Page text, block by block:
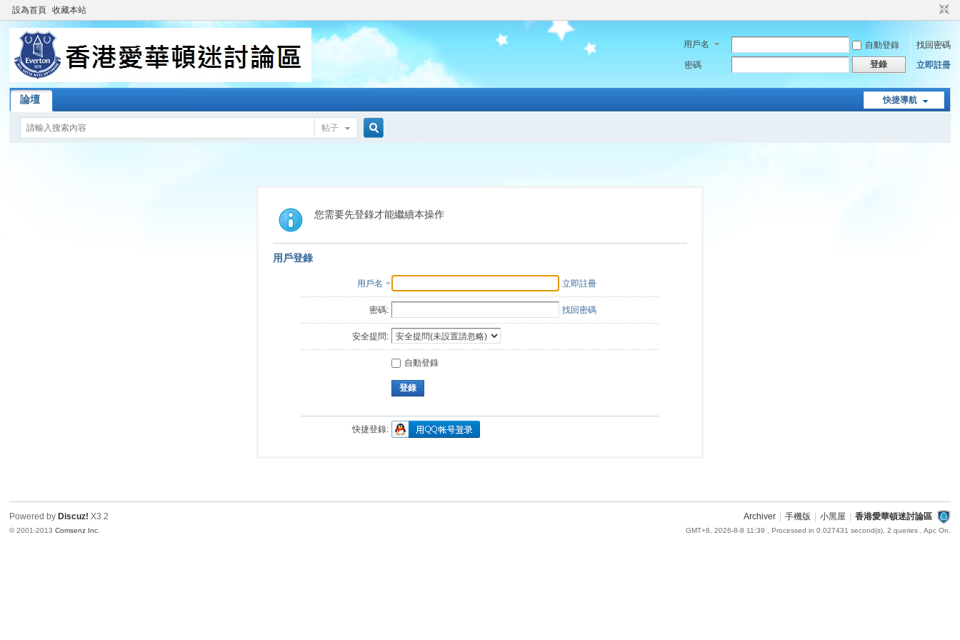
設為首頁 收藏本站
用戶名 自動登錄
找回密碼
密碼
登錄 立即註冊
快捷導航
論壇
帖子
索
您需要先登錄才能繼續本操作
用戶登錄
用戶名 立即註冊
密碼: 找回密碼
安全提問:
自動登錄
登錄
快捷登錄:
Archiver 手機版 小黑屋 香港愛華頓迷討論區
GMT+8, 2026-8-8 11:39 , Processed in 0.027431 second(s), 2 queries , Apc On.
Powered by Discuz! X3.2
© 2001-2013Comsenz Inc.